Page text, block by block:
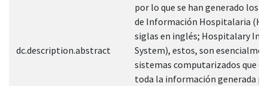
dc.description.abstract
por lo que se han generado los
de Información Hospitalaria
siglas en inglés; Hospitalary
System), estos, son
sistemas computarizados que
toda la información generada